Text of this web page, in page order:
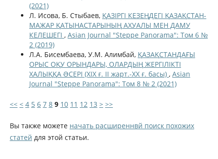
(2021)
Л. Исова, Б. Стыбаев, ҚАЗІРГІ КЕЗЕҢДЕГІ ҚАЗАҚСТАН-
МАЖАР ҚАТЫНАСТАРЫНЫҢ АХУАЛЫ МЕН ДАМУ
КЕЛЕШЕГІ , Asian Journal "Steppe Panorama": Том 6 №
2 (2019)
Л.А. Бисембаева, У.М. Алимбай, ҚАЗАҚСТАНДАҒЫ
ОРЫС ОҚУ ОРЫНДАРЫ, ОЛАРДЫҢ ЖЕРГІЛІКТІ
ХАЛЫҚҚА ƏСЕРІ (ХІХ ғ. ІІ жарт.-ХХ ғ. басы) , Asian
Journal "Steppe Panorama": Том 8 № 2 (2021)
<< < 4 5 6 7 8 9 10 11 12 13 > >>
Вы также можете начать расширеннвй поиск похожих
статей для этой статьи.